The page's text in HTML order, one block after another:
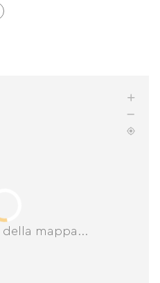
mappa...